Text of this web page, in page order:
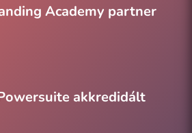
Academy partner
akkredidált